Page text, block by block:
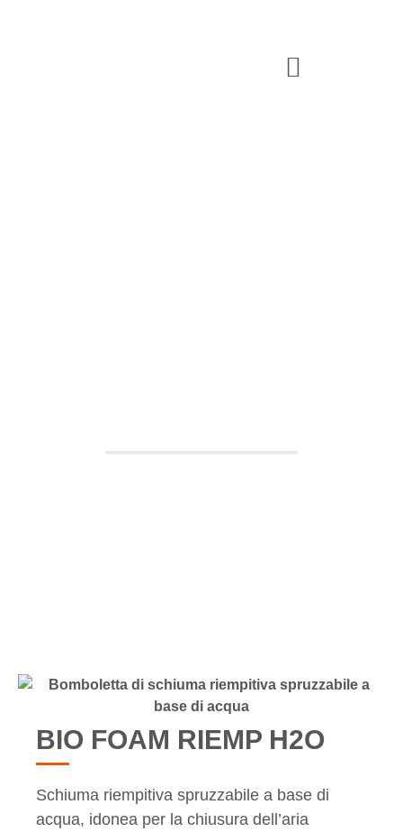
BIO FOAM RIEMP H2O
Schiuma riempitiva spruzzabile a base di
acqua, idonea per la chiusura dell’aria